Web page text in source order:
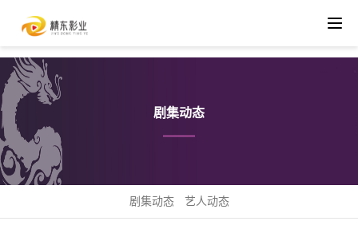
剧集动态
剧集动态 艺人动态